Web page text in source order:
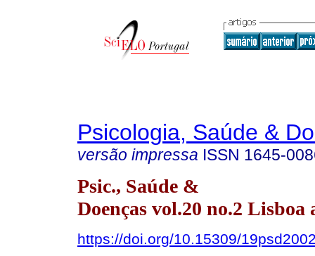
Psicologia, Saúde &
versão impressa ISSN 1645-
Psic., Saúde &
Doenças vol.20 no.2 Lisboa
https://doi.org/10.15309/